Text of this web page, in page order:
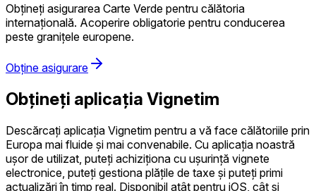
Obțineți asigurarea Carte Verde pentru călătoria
internațională. Acoperire obligatorie pentru conducerea
peste granițele europene.
Obține asigurare
Obțineți aplicația Vignetim
Descărcați aplicația Vignetim pentru a vă face călătoriile prin
Europa mai fluide și mai convenabile. Cu aplicația noastră
ușor de utilizat, puteți achiziționa cu ușurință vignete
electronice, puteți gestiona plățile de taxe și puteți primi
actualizări în timp real. Disponibil atât pentru iOS, cât și